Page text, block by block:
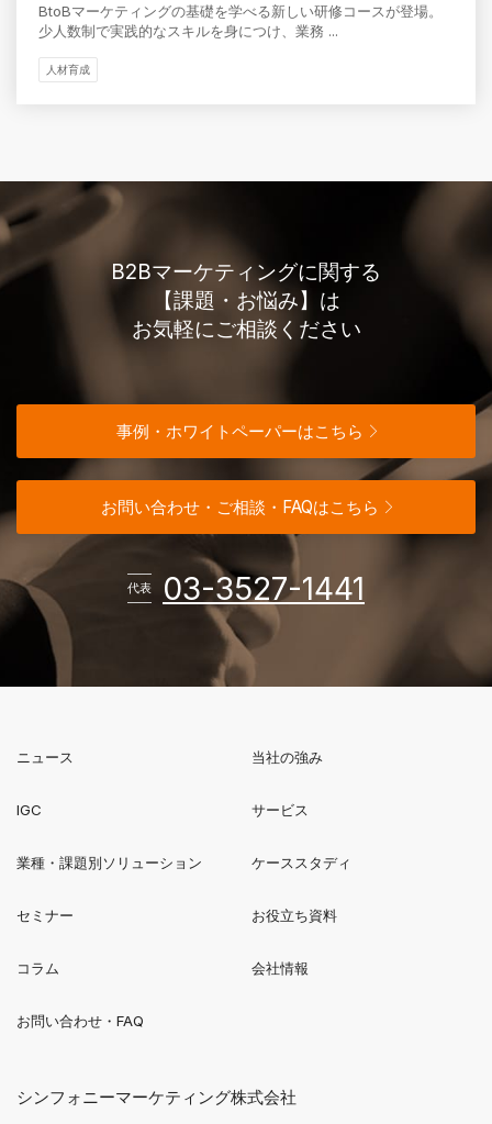
BtoBマーケティングの基礎を学べる新しい研修コースが登場。
少人数制で実践的なスキルを身につけ、業務 ...
人材育成
B2Bマーケティングに関する
【課題・お悩み】は
お気軽にご相談ください
事例・ホワイトペーパーはこちら
お問い合わせ・ご相談・FAQはこちら
代表 03-3527-1441
ニュース 当社の強み
IGC サービス
業種・課題別ソリューション ケーススタディ
セミナー お役立ち資料
コラム 会社情報
お問い合わせ・FAQ
シンフォニーマーケティング株式会社